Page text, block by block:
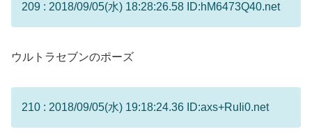
209 : 2018/09/05(水) 18:28:26.58 ID:hM6473Q40.net
ウルトラセブンのポーズ
210 : 2018/09/05(水) 19:18:24.36 ID:axs+RuIi0.net